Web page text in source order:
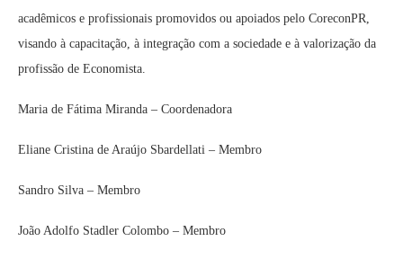
acadêmicos e profissionais promovidos ou apoiados pelo CoreconPR,
visando à capacitação, à integração com a sociedade e à valorização da
profissão de Economista.
Maria de Fátima Miranda – Coordenadora
Eliane Cristina de Araújo Sbardellati – Membro
Sandro Silva – Membro
João Adolfo Stadler Colombo – Membro